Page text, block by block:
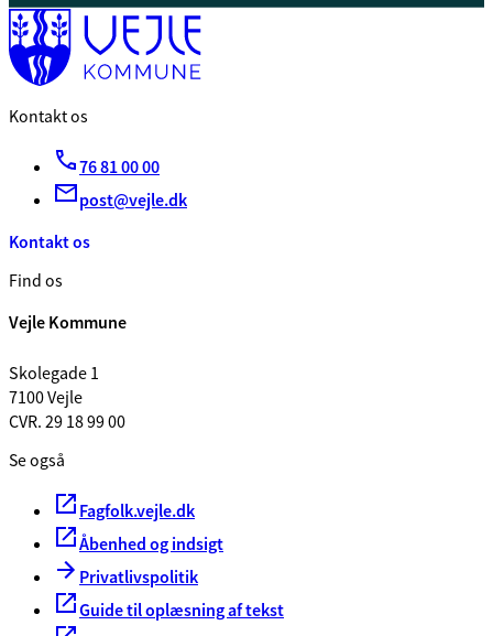
Kontakt os
76 81 00 00
post@vejle.dk
Kontakt os
Find os
Vejle Kommune
Skolegade 1
7100 Vejle
CVR. 29 18 99 00
Se også
Fagfolk.vejle.dk
Åbenhed og indsigt
Privatlivspolitik
Guide til oplæsning af tekst